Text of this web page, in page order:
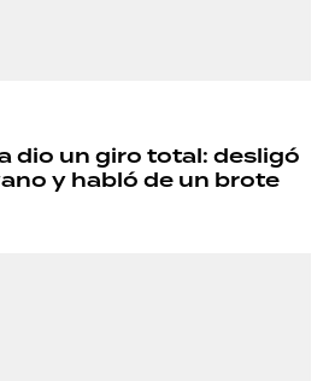
dio un giro total: desligó
y habló de un brote